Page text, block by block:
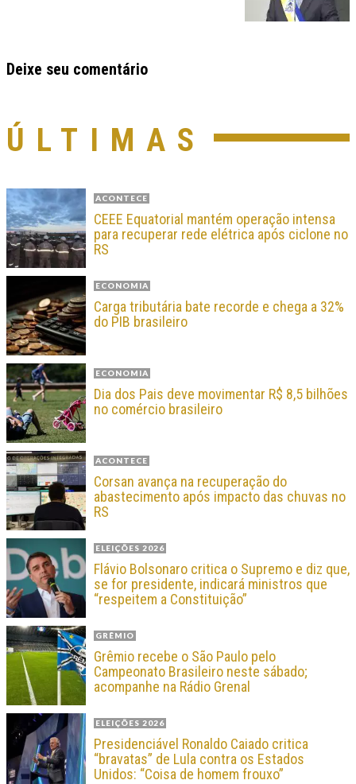
Deixe seu comentário
ÚLTIMAS
ACONTECE
CEEE Equatorial mantém operação intensa
para recuperar rede elétrica após ciclone no
RS
ECONOMIA
Carga tributária bate recorde e chega a 32%
do PIB brasileiro
ECONOMIA
Dia dos Pais deve movimentar R$ 8,5 bilhões
no comércio brasileiro
ACONTECE
Corsan avança na recuperação do
abastecimento após impacto das chuvas no
RS
ELEIÇÕES 2026
Flávio Bolsonaro critica o Supremo e diz que,
se for presidente, indicará ministros que
“respeitem a Constituição”
GRÊMIO
Grêmio recebe o São Paulo pelo
Campeonato Brasileiro neste sábado;
acompanhe na Rádio Grenal
ELEIÇÕES 2026
Presidenciável Ronaldo Caiado critica
“bravatas” de Lula contra os Estados
Unidos: “Coisa de homem frouxo”